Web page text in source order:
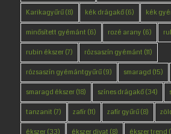
Karikagyűrű(8) kék drágakő(6) kék
minősített gyémánt (6) rozé arany (6)
rubin ékszer(7) rózsaszín gyémánt (11)
rózsaszín gyémántgyűrű(9) smaragd (15)
smaragd ékszer(18) színes drágakő(34)
tanzanit (7) zafír(11) zafír gyűrű(8)
ékszer(33) ékszer divat (8) ékszer trend